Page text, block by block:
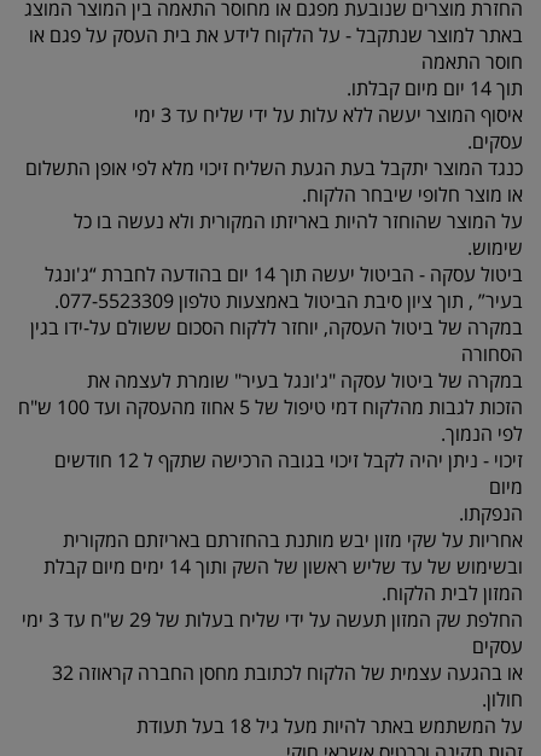
החזרת מוצרים שנובעת מפגם או מחוסר התאמה בין המוצר המוצג
באתר למוצר שנתקבל - על הלקוח לידע את בית העסק על פגם או
חוסר התאמה
תוך 14 יום מיום קבלתו.
איסוף המוצר יעשה ללא עלות על ידי שליח עד 3 ימי
עסקים.
כנגד המוצר יתקבל בעת הגעת השליח זיכוי מלא לפי אופן התשלום
או מוצר חלופי שיבחר הלקוח.
על המוצר שהוחזר להיות באריזתו המקורית ולא נעשה בו כל
שימוש.
ביטול עסקה - הביטול יעשה תוך 14 יום בהודעה לחברת “ג'ונגל
בעיר” , תוך ציון סיבת הביטול באמצעות טלפון 077-5523309.
במקרה של ביטול העסקה, יוחזר ללקוח הסכום ששולם על-ידו בגין
הסחורה
במקרה של ביטול עסקה "ג'ונגל בעיר" שומרת לעצמה את
הזכות לגבות מהלקוח דמי טיפול של 5 אחוז מהעסקה ועד 100 ש"ח
לפי הנמוך.
זיכוי - ניתן יהיה לקבל זיכוי בגובה הרכישה שתקף ל 12 חודשים
מיום
הנפקתו.
אחריות על שקי מזון יבש מותנת בהחזרתם באריזתם המקורית
ובשימוש של עד שליש ראשון של השק ותוך 14 ימים מיום קבלת
המזון לבית הלקוח.
החלפת שק המזון תעשה על ידי שליח בעלות של 29 ש"ח עד 3 ימי
עסקים
או בהגעה עצמית של הלקוח לכתובת מחסן החברה קראוזה 32
חולון.
על המשתמש באתר להיות מעל גיל 18 בעל תעודת